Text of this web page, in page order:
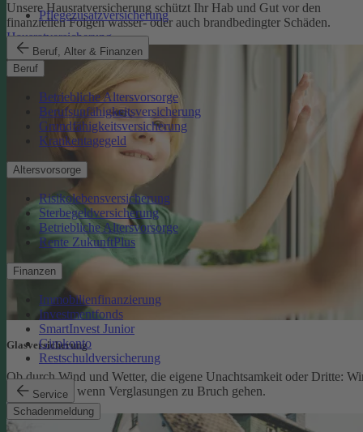
Pflegezusatzversicherung
Beruf, Alter & Finanzen
Beruf
Betriebliche Altersvorsorge
Berufsunfähigkeitsversicherung
Grundfähigkeitsversicherung
Krankentagegeld
Altersvorsorge
Risikolebensversicherung
Sterbegeldversicherung
Betriebliche Altersvorsorge
Rente ZukunftPlus
Finanzen
Immobilienfinanzierung
Investmentfonds
SmartInvest Junior
Girokonto
Restschuldversicherung
Service
Schadenmeldung
Unsere Hausratversicherung schützt Ihr Hab und Gut vor den
finanziellen Folgen wasser- oder auch brandbedingter Schäden.
Hausratversicherung
Glasversicherung
Ob durch Wind und Wetter, die eigene Unachtsamkeit oder Dritte:
schützen Sie, wenn Verglasungen zu Bruch gehen.
Glasversicherung